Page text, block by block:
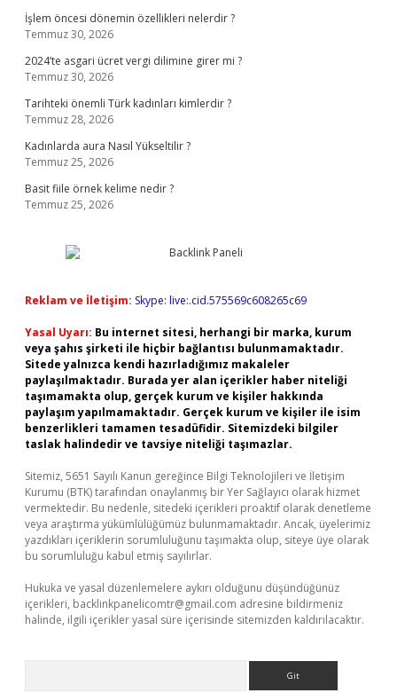
İşlem öncesi dönemin özellikleri nelerdir ?
Temmuz 30, 2026
2024’te asgari ücret vergi dilimine girer mi ?
Temmuz 30, 2026
Tarihteki önemli Türk kadınları kimlerdir ?
Temmuz 28, 2026
Kadınlarda aura Nasıl Yükseltilir ?
Temmuz 25, 2026
Basit fiile örnek kelime nedir ?
Temmuz 25, 2026
Reklam ve İletişim: Skype: live:.cid.575569c608265c69
Yasal Uyarı: Bu internet sitesi, herhangi bir marka, kurum
veya şahıs şirketi ile hiçbir bağlantısı bulunmamaktadır.
Sitede yalnızca kendi hazırladığımız makaleler
paylaşılmaktadır. Burada yer alan içerikler haber niteliği
taşımamakta olup, gerçek kurum ve kişiler hakkında
paylaşım yapılmamaktadır. Gerçek kurum ve kişiler ile isim
benzerlikleri tamamen tesadüfidir. Sitemizdeki bilgiler
taslak halindedir ve tavsiye niteliği taşımazlar.
Sitemiz, 5651 Sayılı Kanun gereğince Bilgi Teknolojileri ve İletişim
Kurumu (BTK) tarafından onaylanmış bir Yer Sağlayıcı olarak hizmet
vermektedir. Bu nedenle, sitedeki içerikleri proaktif olarak denetleme
veya araştırma yükümlülüğümüz bulunmamaktadır. Ancak, üyelerimiz
yazdıkları içeriklerin sorumluluğunu taşımakta olup, siteye üye olarak
bu sorumluluğu kabul etmiş sayılırlar.
Hukuka ve yasal düzenlemelere aykırı olduğunu düşündüğünüz
içerikleri, backlinkpanelicomtr@gmail.com adresine bildirmeniz
halinde, ilgili içerikler yasal süre içerisinde sitemizden kaldırılacaktır.